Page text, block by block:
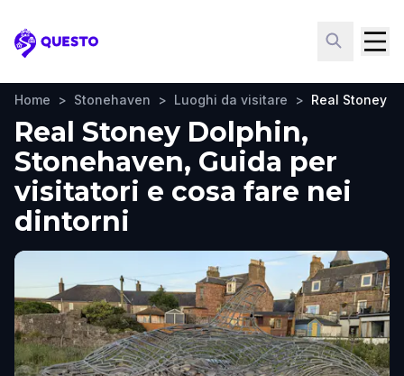
Questo
Home > Stonehaven > Luoghi da visitare > Real Stoney
Real Stoney Dolphin,
Stonehaven, Guida per
visitatori e cosa fare nei
dintorni